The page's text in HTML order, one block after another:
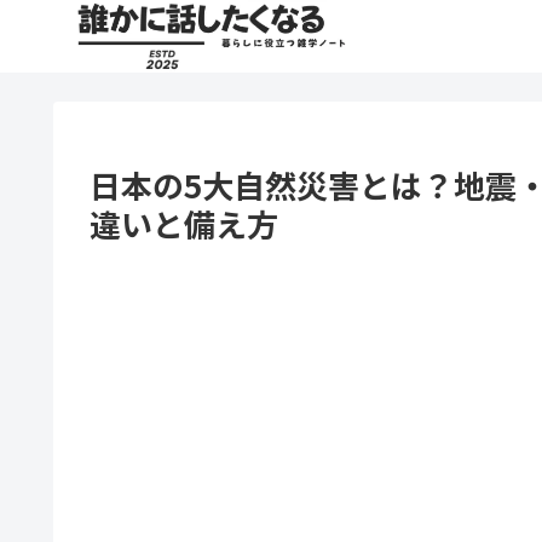
日本の5大自然災害とは？地震
違いと備え方